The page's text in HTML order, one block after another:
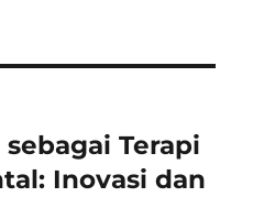
Terapi
Inovasi dan